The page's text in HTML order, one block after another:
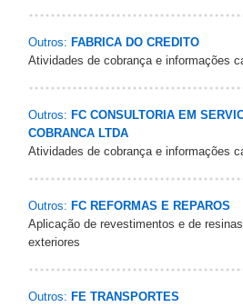
Outros: FABRICA DO CREDITO
Atividades de cobrança e informações
Outros: FC CONSULTORIA EM
COBRANCA LTDA
Atividades de cobrança e informações
Outros: FC REFORMAS E REPAROS
Aplicação de revestimentos e de
exteriores
Outros: FE TRANSPORTES